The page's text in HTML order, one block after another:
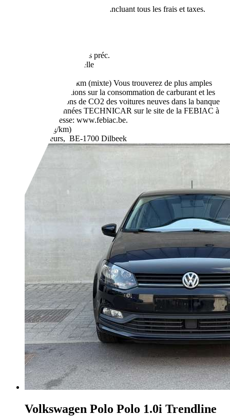
Prix public final incluant tous les frais et taxes.
1 Propriétaires préc.
Boîte manuelle
5,1 l/100 km (mixte) Vous trouverez de plus amples
informations sur la consommation de carburant et les
émissions de CO2 des voitures neuves dans la banque
de données TECHNICAR sur le site de la FEBIAC à
l'adresse: www.febiac.be.
- (g/km)
Revendeurs, BE-1700 Dilbeek
Volkswagen Polo Polo 1.0i Trendline